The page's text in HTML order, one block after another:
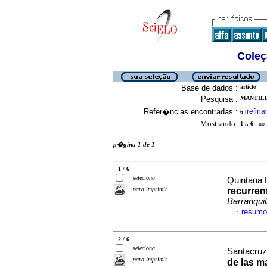
Base de dados : article
Pesquisa :
Refer�ncias encontradas : 6 [refinar
Mostrando: 1 .. 6 no
p�gina 1 de 1
1 / 6
seleciona
para imprimir
Quintana
·
2 / 6
seleciona
para imprimir
de las